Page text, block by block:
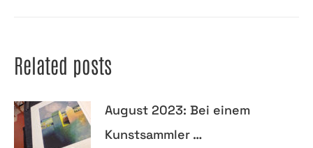
Related posts
August 2023: Bei einem
Kunstsammler …